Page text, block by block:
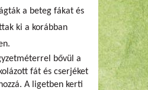
a beteg fákat és
ki a korábban
bővül a
fát és cserjéket
A ligetben kerti